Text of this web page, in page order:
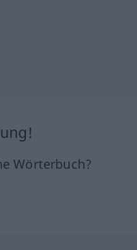
Wörterbuch?